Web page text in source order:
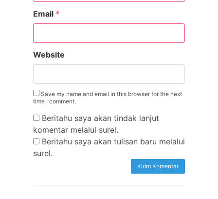
Email *
Website
Save my name and email in this browser for the next
time I comment.
Beritahu saya akan tindak lanjut
komentar melalui surel.
Beritahu saya akan tulisan baru melalui
surel.